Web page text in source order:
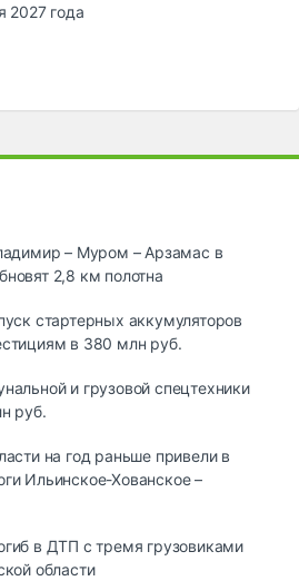
2027 года
– Муром – Арзамас в
2,8 км полотна
стартерных аккумуляторов
в 380 млн руб.
и грузовой спецтехники
руб.
на год раньше привели в
Ильинское-Хованское –
в ДТП с тремя грузовиками
области